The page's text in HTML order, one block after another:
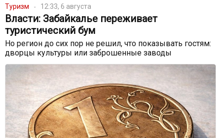
Туризм 12:33, 6 августа
Власти: Забайкалье переживает
туристический бум
Но регион до сих пор не решил, что показывать гостям:
дворцы культуры или заброшенные заводы